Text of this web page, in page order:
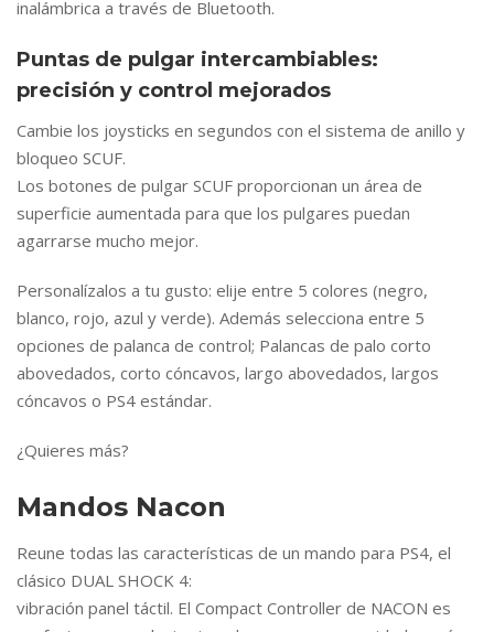
inalámbrica a través de Bluetooth.
Puntas de pulgar intercambiables:
precisión y control mejorados
Cambie los joysticks en segundos con el sistema de anillo y
bloqueo SCUF.
Los botones de pulgar SCUF proporcionan un área de
superficie aumentada para que los pulgares puedan
agarrarse mucho mejor.
Personalízalos a tu gusto: elije entre 5 colores (negro,
blanco, rojo, azul y verde). Además selecciona entre 5
opciones de palanca de control; Palancas de palo corto
abovedados, corto cóncavos, largo abovedados, largos
cóncavos o PS4 estándar.
¿Quieres más?
Mandos Nacon
Reune todas las características de un mando para PS4, el
clásico DUAL SHOCK 4:
vibración panel táctil. El Compact Controller de NACON es